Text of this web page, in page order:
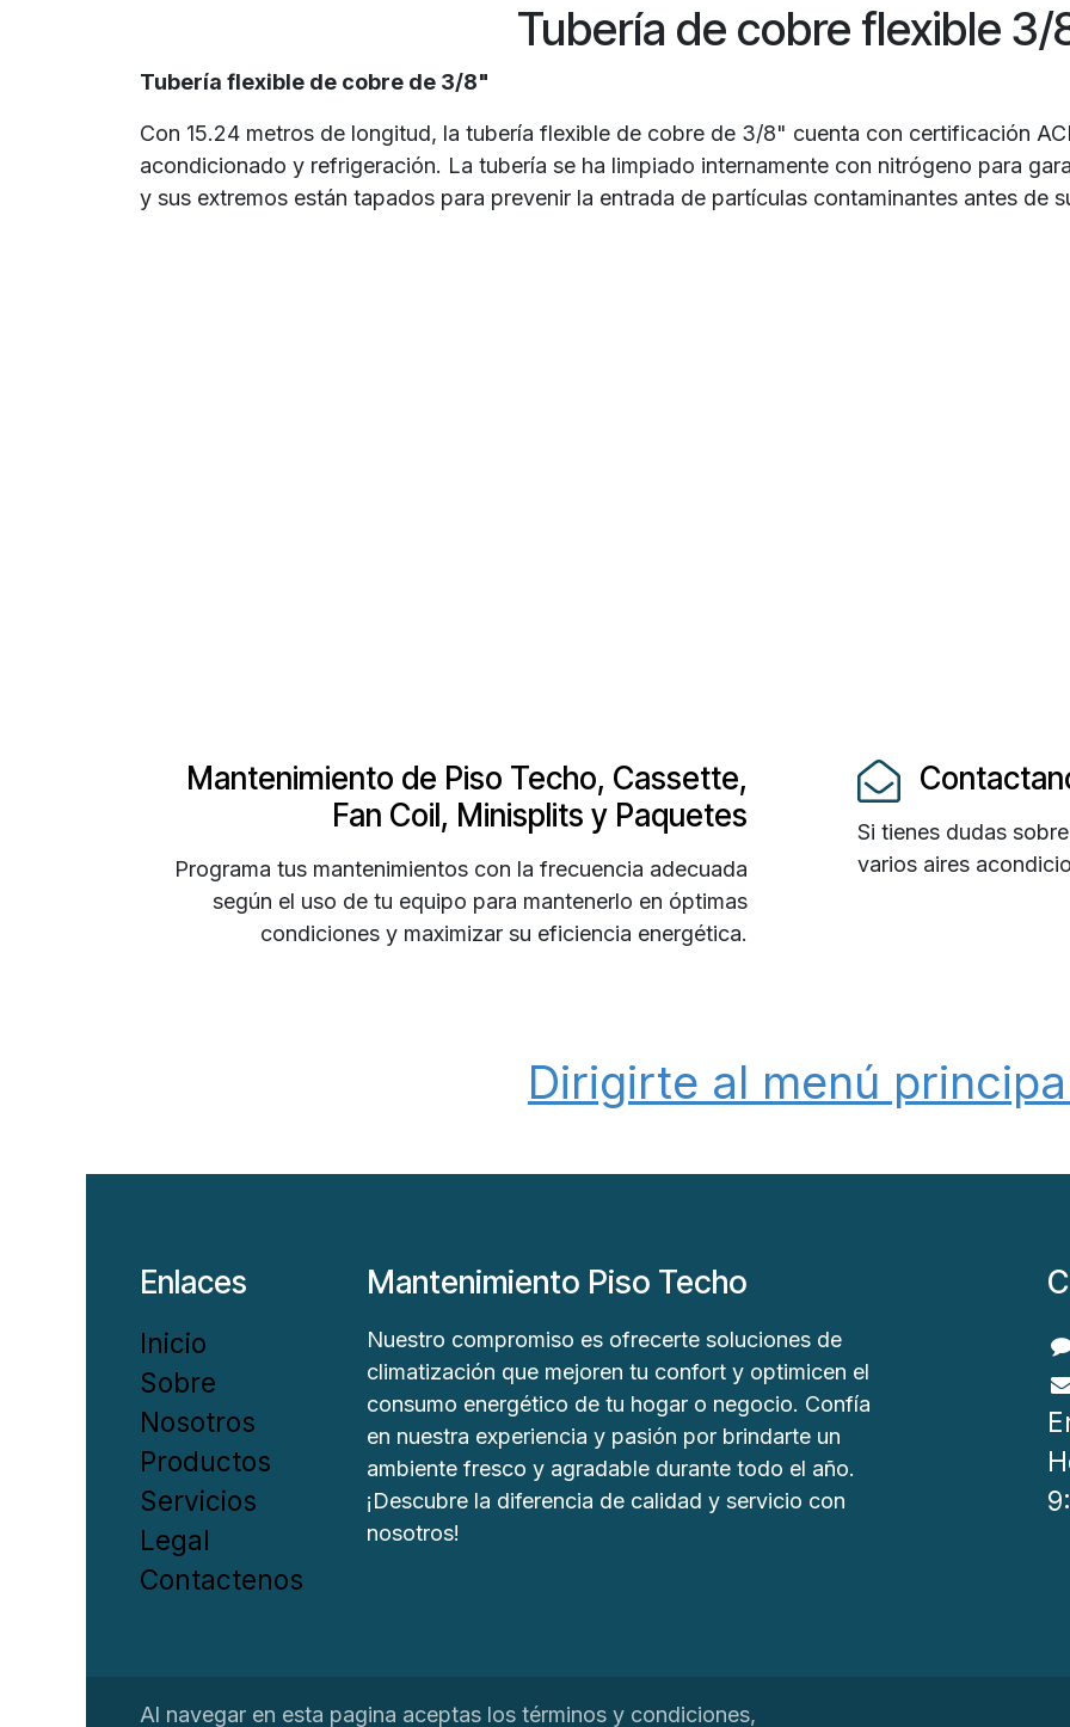
Tubería de cobre flexible
Tubería flexible de cobre de 3/8"
Con 15.24 metros de longitud, la tubería flexible de cobre de 3/8" cuenta con certificación
acondicionado y refrigeración. La tubería se ha limpiado internamente con nitrógeno para
y sus extremos están tapados para prevenir la entrada de partículas contaminantes antes de
Mantenimiento de Piso Techo, Cassette,
Fan Coil, Minisplits y Paquetes
Programa tus mantenimientos con la frecuencia adecuada
según el uso de tu equipo para mantenerlo en óptimas
condiciones y maximizar su eficiencia energética.
Si tienes dudas
varios aires
Dirigirte al menú
Enlaces
Inicio
Sobre
Nosotros
Productos
Servicios
Legal
Contactenos
Mantenimiento Piso Techo
Nuestro compromiso es ofrecerte soluciones de
climatización que mejoren tu confort y optimicen el
consumo energético de tu hogar o negocio. Confía
en nuestra experiencia y pasión por brindarte un
ambiente fresco y agradable durante todo el año.
¡Descubre la diferencia de calidad y servicio con
nosotros!
Al navegar en esta pagina aceptas los términos y condiciones,